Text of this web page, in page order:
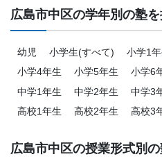
広島市中区の学年別の塾
幼児 小学生(すべて) 小学1
小学4年生
小学5年生 小学6
中学1年生
中学2年生 中学3
高校1年生
高校2年生 高校3
広島市中区の授業形式別